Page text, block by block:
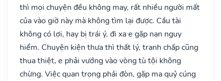
thì mọi chuyện đều không may, rất nhiều người mất
của vào giờ này mà không tìm lại được. Cầu tài
không có lợi, hay bị trái ý, đi xa e gặp nạn nguy
hiểm. Chuyện kiện thưa thì thất lý, tranh chấp cũng
thua thiệt, e phải vướng vào vòng tù tội không
chừng. Việc quan trọng phải đòn, gặp ma quỷ cúng